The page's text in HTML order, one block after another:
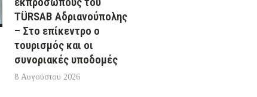
TÜRSAB Αδριανούπολης
– Στο επίκεντρο ο
τουρισμός και οι
συνοριακές υποδομές
8 Αυγούστου 2026